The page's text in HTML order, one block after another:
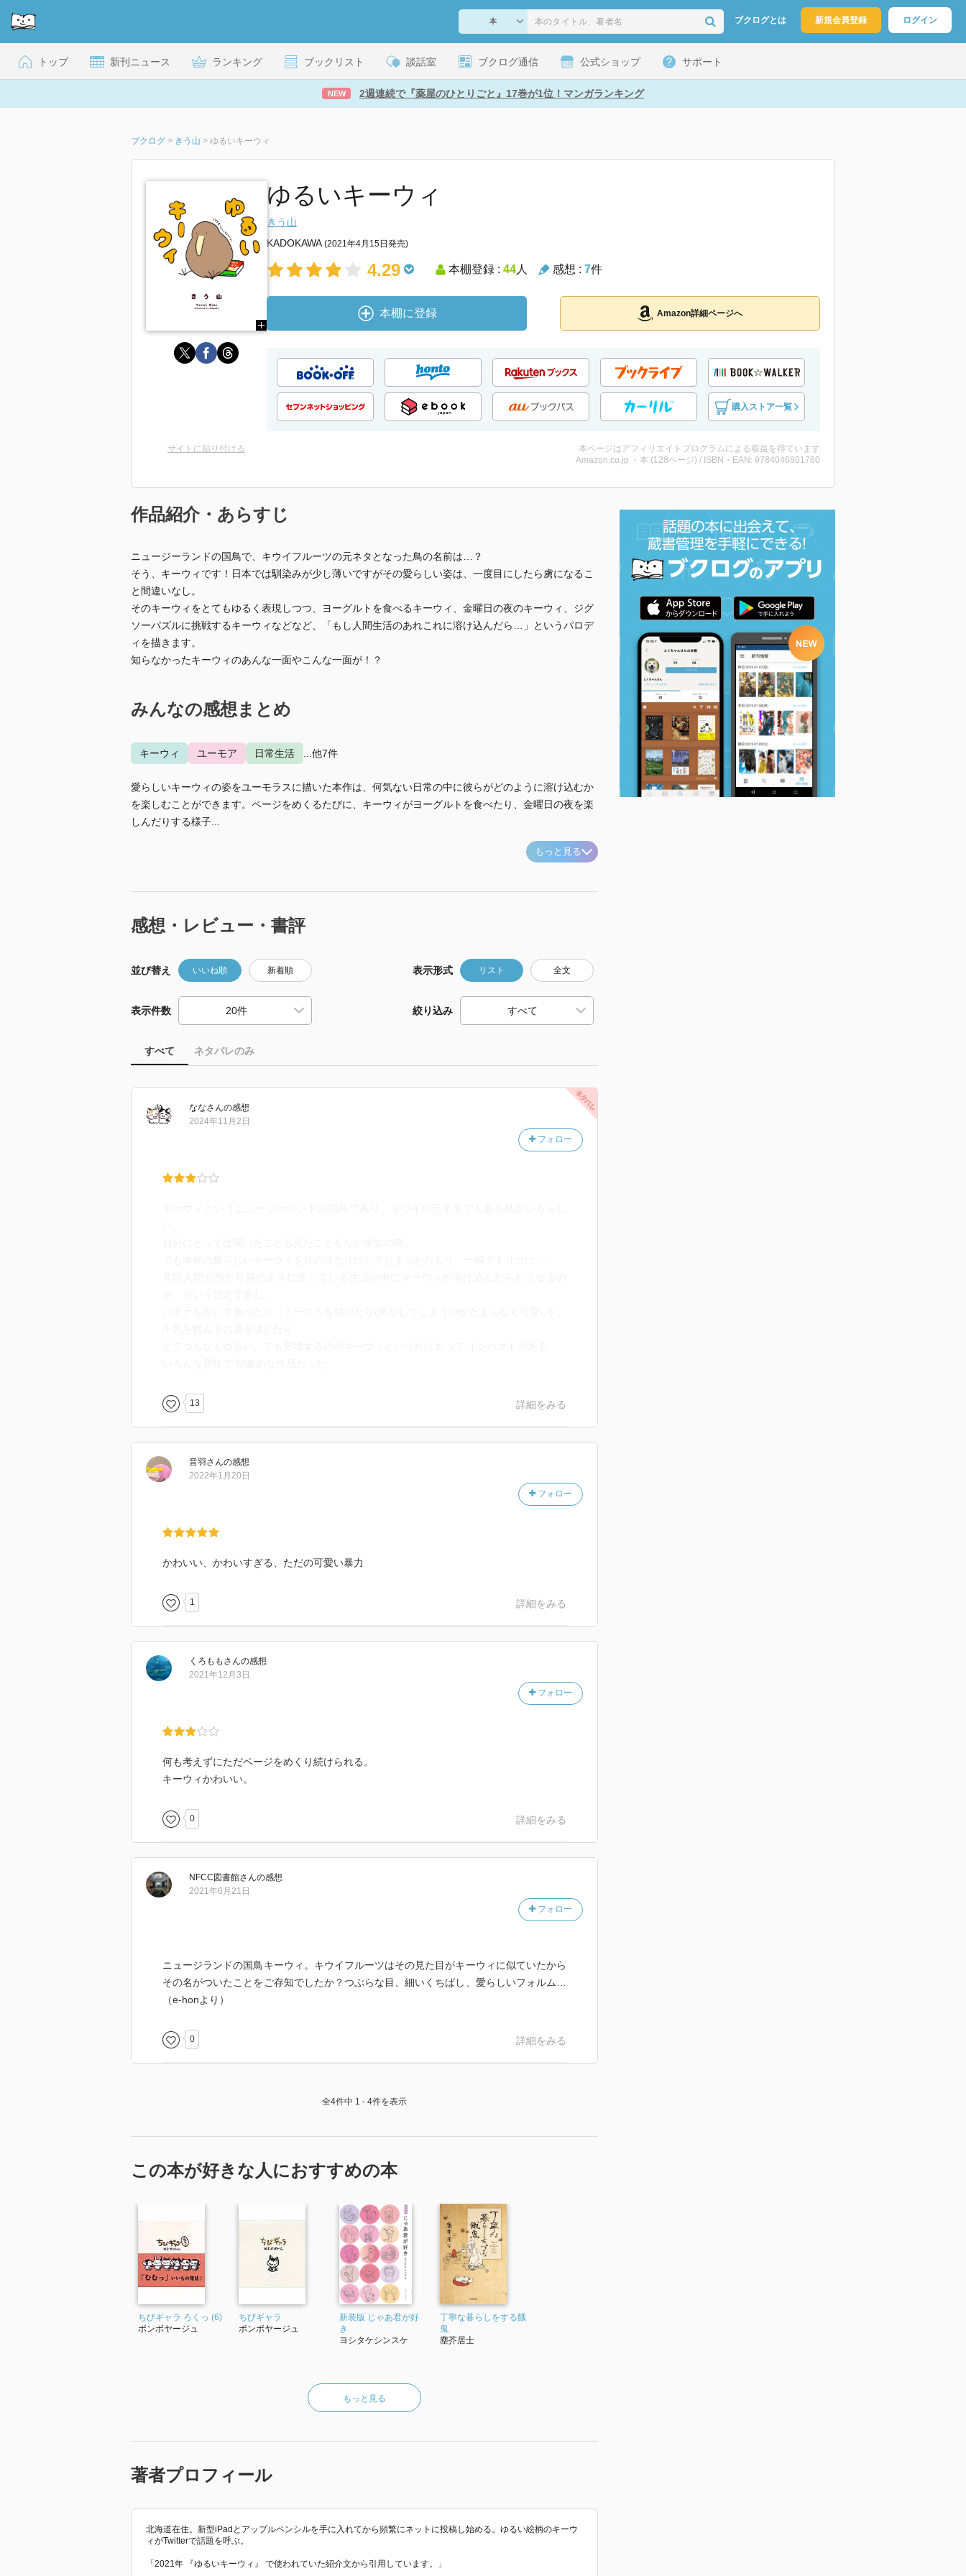
ブクログとは 新規会員登録 ログイン
トップ 新刊ニュース ランキング ブックリスト 談話室 ブクログ通信 公式ショップ サポート
NEW 2週連続で『薬屋のひとりごと』17巻が1位！マンガランキング
ブクログ > きう山 > ゆるいキーウィ
ゆるいキーウィ
きう山
KADOKAWA(2021年4月15日発売)
4.29 本棚登録 : 44人 感想 : 7件
本棚に登録 Amazon詳細ページへ
購入ストア一覧
サイトに貼り付ける
本ページはアフィリエイトプログラムによる収益を得ています
Amazon.co.jp ・本 (128ページ) / ISBN・EAN: 9784046801760
作品紹介・あらすじ
ニュージーランドの国鳥で、キウイフルーツの元ネタとなった鳥の名前は…？
そう、キーウィです！日本では馴染みが少し薄いですがその愛らしい姿は、一度目にしたら虜になるこ
と間違いなし。
そのキーウィをとてもゆるく表現しつつ、ヨーグルトを食べるキーウィ、金曜日の夜のキーウィ、ジグ
ソーパズルに挑戦するキーウィなどなど、「もし人間生活のあれこれに溶け込んだら…」というパロデ
ィを描きます。
知らなかったキーウィのあんな一面やこんな一面が！？
みんなの感想まとめ
キーウィ ユーモア 日常生活 ...他7件
愛らしいキーウィの姿をユーモラスに描いた本作は、何気ない日常の中に彼らがどのように溶け込むか
を楽しむことができます。ページをめくるたびに、キーウィがヨーグルトを食べたり、金曜日の夜を楽
しんだりする様子...
もっと見る
感想・レビュー・書評
並び替え いいね順 新着順 表示形式 リスト 全文
表示件数 絞り込み
すべて ネタバレのみ
ななさんの感想
フォロー
2024年11月2日
13 詳細をみる
音羽 さんの感想
フォロー
2022年1月20日
かわいい、かわいすぎる、ただの可愛い暴力
1 詳細をみる
くろもも さんの感想
フォロー
2021年12月3日
何も考えずにただページをめくり続けられる。
キーウィかわいい。
0 詳細をみる
NFCC図書館さんの感想
フォロー
2021年6月21日
ニュージランドの国鳥キーウィ。キウイフルーツはその見た目がキーウィに似ていたから
その名がついたことをご存知でしたか？つぶらな目、細いくちばし、愛らしいフォルム…
（e-honより）
0 詳細をみる
全4件中 1 - 4件を表示
この本が好きな人におすすめの本
ちびギャラ ろくっ (6)
ボンボヤージュ
ちびギャラ
ボンボヤージュ
新装版 じゃあ君が好
き
ヨシタケシンスケ
丁寧な暮らしをする餓
鬼
塵芥居士
もっと見る
著者プロフィール
北海道在住。新型iPadとアップルペンシルを手に入れてから頻繁にネットに投稿し始める。ゆるい絵柄のキーウ
ィがTwitterで話題を呼ぶ。
「2021年 『ゆるいキーウィ』 で使われていた紹介文から引用しています。」